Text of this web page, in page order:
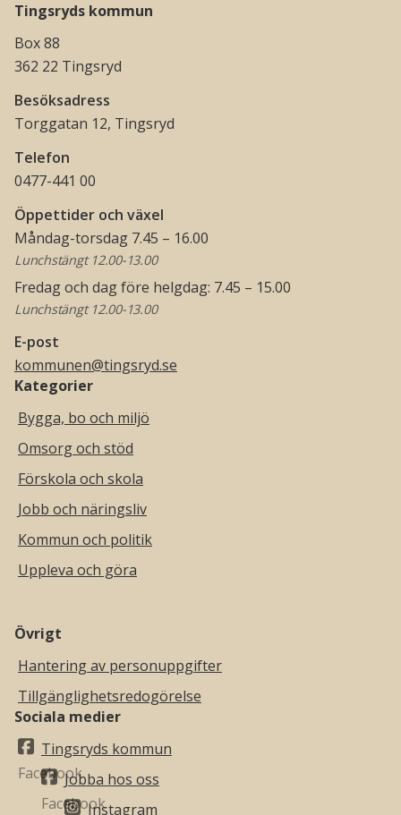
Tingsryds kommun
Box 88
362 22 Tingsryd
Besöksadress
Torggatan 12, Tingsryd
Telefon
0477-441 00
Öppettider och växel
Måndag-torsdag 7.45 – 16.00
Lunchstängt 12.00-13.00
Fredag och dag före helgdag: 7.45 – 15.00
Lunchstängt 12.00-13.00
E-post
kommunen@tingsryd.se
Kategorier
Bygga, bo och miljö
Omsorg och stöd
Förskola och skola
Jobb och näringsliv
Kommun och politik
Uppleva och göra
Övrigt
Hantering av personuppgifter
Tillgänglighetsredogörelse
Sociala medier
Tingsryds kommun
Jobba hos oss
Instagram